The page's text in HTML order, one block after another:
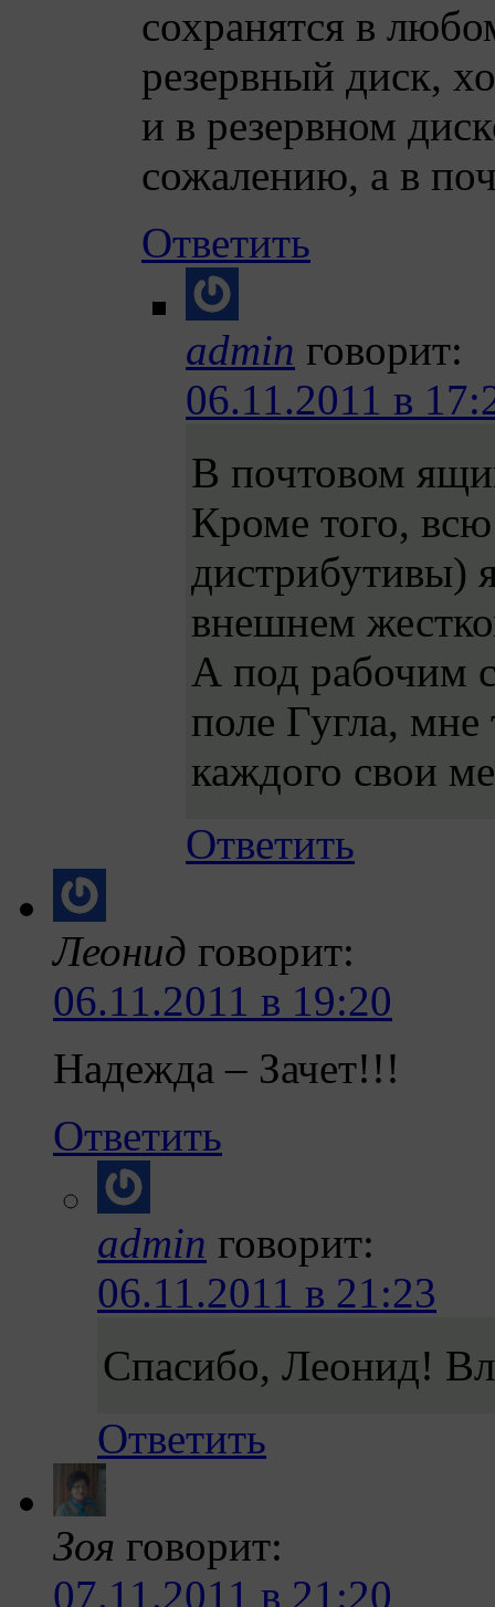
сохранятся в
резервный диск,
и в резервном
сожалению, а в
Ответить
admin говорит:
06.11.2011 в
В почтовом
Кроме того,
дистрибутивы)
внешнем
А под рабочим
поле Гугла,
каждого свои
Ответить
Леонид говорит:
06.11.2011 в 19:20
Надежда – Зачет!!!
Ответить
admin говорит:
06.11.2011 в 21:23
Спасибо, Леонид!
Ответить
Зоя говорит:
07.11.2011 в 21:20